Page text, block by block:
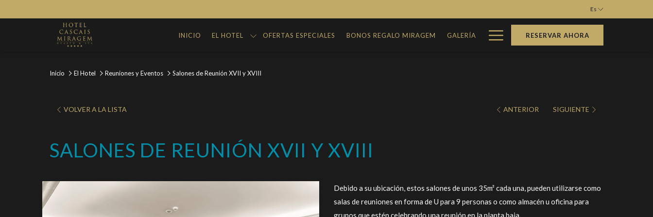
Es
INICIO EL HOTEL OFERTAS ESPECIALES BONOS REGALO MIRAGEM GALERÍA Hamburger
Menu
RESERVAR AHORA
Inicio El Hotel Reuniones y Eventos Salones de Reunión XVII y XVIII
VOLVER A LA LISTA ANTERIOR SIGUIENTE
SALONES DE REUNIÓN XVII Y XVIII
Debido a su ubicación, estos salones de unos 35m² cada una, pueden utilizarse como
salas de reuniones en forma de U para 9 personas o como almacén u oficina para